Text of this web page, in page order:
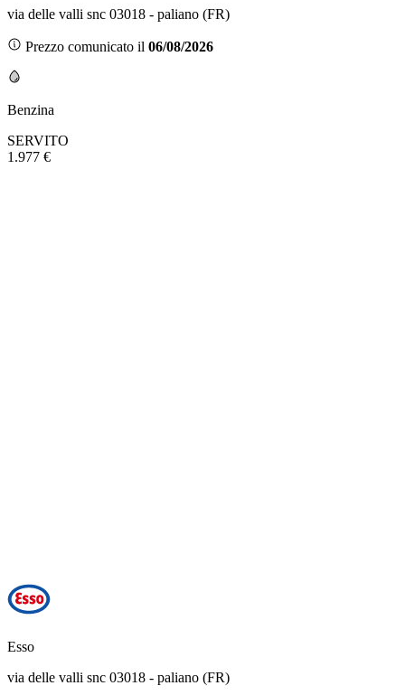
via delle valli snc 03018 - paliano (FR)
Prezzo comunicato il 06/08/2026
Benzina
SERVITO
1.977 €
Esso
via delle valli snc 03018 - paliano (FR)